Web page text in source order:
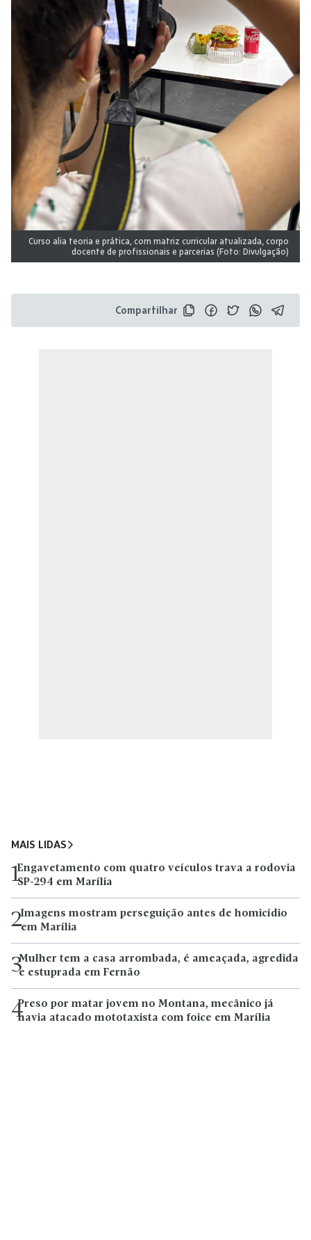
Curso alia teoria e prática, com matriz curricular atualizada, corpo
docente de profissionais e parcerias (Foto: Divulgação)
Compartilhar
MAIS LIDAS
1Engavetamento com quatro veículos trava a rodovia
SP-294 em Marília
2Imagens mostram perseguição antes de homicídio
em Marília
3Mulher tem a casa arrombada, é ameaçada, agredida
e estuprada em Fernão
4Preso por matar jovem no Montana, mecânico já
havia atacado mototaxista com foice em Marília